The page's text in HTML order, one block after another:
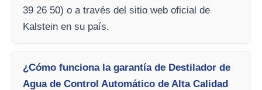
39 26 50) o a través del sitio web oficial de
Kalstein en su país.
¿Cómo funciona la garantía de Destilador de
Agua de Control Automático de Alta Calidad